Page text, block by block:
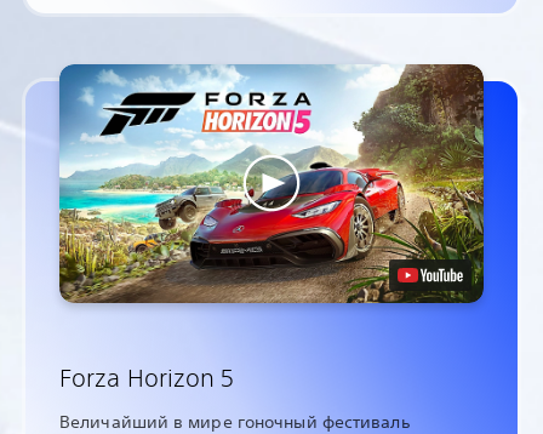
Forza Horizon 5
Величайший в мире гоночный фестиваль